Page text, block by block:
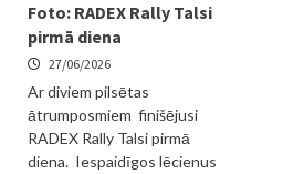
Foto: RADEX Rally Talsi
pirmā diena
27/06/2026
Ar diviem pilsētas
ātrumposmiem finišējusi
RADEX Rally Talsi pirmā
diena. Iespaidīgos lēcienus